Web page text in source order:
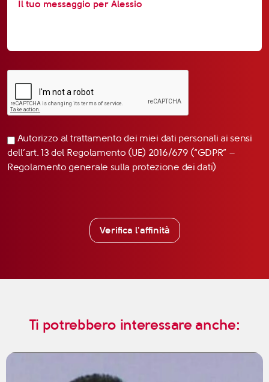
Autorizzo al trattamento dei miei dati personali ai sensi
dell’art. 13 del Regolamento (UE) 2016/679 (“GDPR” –
Regolamento generale sulla protezione dei dati)
Verifica l'affinità
Ti potrebbero interessare anche: